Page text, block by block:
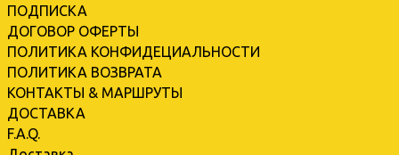
ПОДПИСКА
ДОГОВОР ОФЕРТЫ
ПОЛИТИКА КОНФИДЕЦИАЛЬНОСТИ
ПОЛИТИКА ВОЗВРАТА
КОНТАКТЫ & МАРШРУТЫ
ДОСТАВКА
F.A.Q.